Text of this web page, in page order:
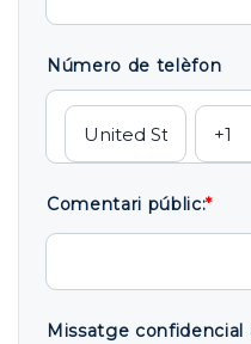
Número de telèfon
Comentari públic:*
Missatge confidencial